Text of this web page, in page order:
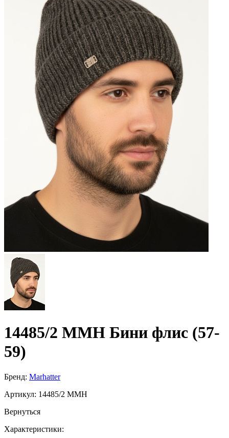
14485/2 MMH Бини флис (57-
59)
Бренд: Marhatter
Артикул: 14485/2 MMH
Вернуться
Характеристики: